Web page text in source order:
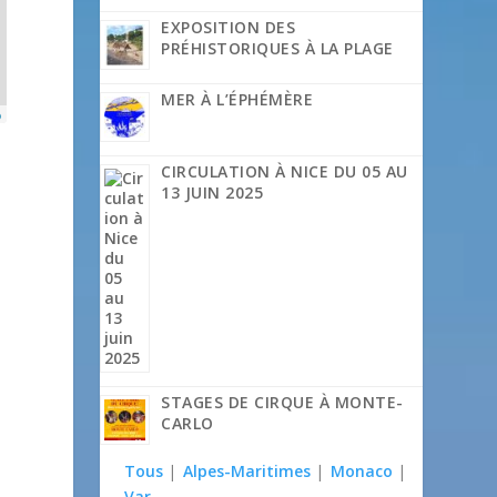
EXPOSITION DES
PRÉHISTORIQUES À LA PLAGE
MER À L’ÉPHÉMÈRE
CIRCULATION À NICE DU 05 AU
13 JUIN 2025
STAGES DE CIRQUE À MONTE-
CARLO
Tous | Alpes-Maritimes | Monaco |